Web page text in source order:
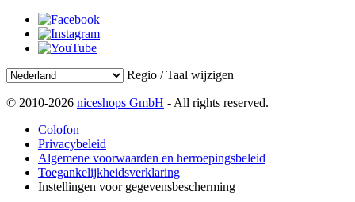
Regio / Taal wijzigen
© 2010-2026 niceshops GmbH - All rights reserved.
Colofon
Privacybeleid
Algemene voorwaarden en herroepingsbeleid
Toegankelijkheidsverklaring
Instellingen voor gegevensbescherming